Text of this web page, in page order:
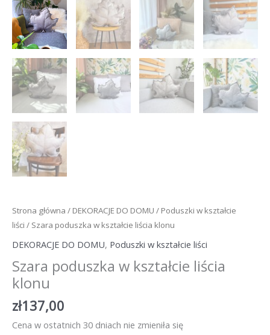
Strona główna / DEKORACJE DO DOMU / Poduszki w kształcie
liści / Szara poduszka w kształcie liścia klonu
DEKORACJE DO DOMU, Poduszki w kształcie liści
Szara poduszka w kształcie liścia
klonu
zł137,00
Cena w ostatnich 30 dniach nie zmieniła się